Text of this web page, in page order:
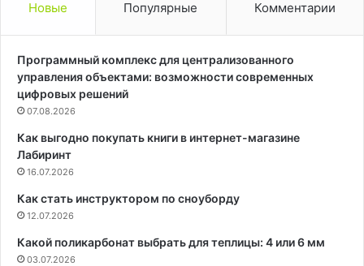
Новые Популярные Комментарии
Программный комплекс для централизованного
управления объектами: возможности современных
цифровых решений
07.08.2026
Как выгодно покупать книги в интернет-магазине
Лабиринт
16.07.2026
Как стать инструктором по сноуборду
12.07.2026
Какой поликарбонат выбрать для теплицы: 4 или 6 мм
03.07.2026